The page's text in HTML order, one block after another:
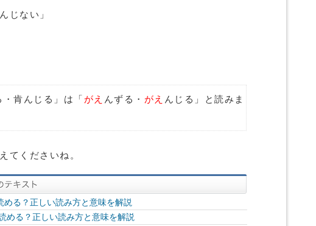
じない」
・肯んじる」は「 がえ んずる・ がえ んじる」と読みま
てくださいね。
める？正しい読み方と意味を解説
める？正しい読み方と意味を解説